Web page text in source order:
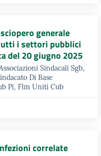
generale
i settori pubblici
del 20 giugno 2025
Sindacali Sgb,
Di Base
Pi, Flm Uniti Cub
correlate